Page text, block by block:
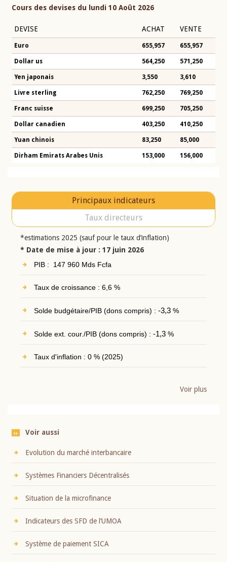
Cours des devises du lundi 10 Août 2026
DEVISE ACHAT VENTE
Euro 655,957 655,957
Dollar us 564,250 571,250
Yen japonais 3,550 3,610
Livre sterling 762,250 769,250
Franc suisse 699,250 705,250
Dollar canadien 403,250 410,250
Yuan chinois 83,250 85,000
Dirham Emirats Arabes Unis 153,000 156,000
Principaux indicateurs
Taux directeurs
*estimations 2025 (sauf pour le taux d’inflation)
* Date de mise à jour : 17 juin 2026
PIB : 147 960 Mds Fcfa
Taux de croissance : 6,6 %
Solde budgétaire/PIB (dons compris) : -3,3%
Solde ext. cour./PIB (dons compris) : -1,3%
Taux d'inflation : 0 % (2025)
Voir plus
Voir aussi
Evolution du marché interbancaire
Systèmes Financiers Décentralisés
Situation de la microfinance
Indicateurs des SFD de l’UMOA
Système de paiement SICA